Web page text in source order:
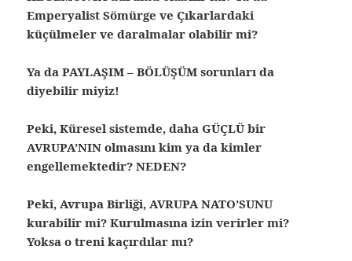
Emperyalist Sömürge ve Çıkarlardaki
küçülmeler ve daralmalar olabilir mi?
Ya da PAYLAŞIM – BÖLÜŞÜM sorunları da
diyebilir miyiz!
Peki, Küresel sistemde, daha GÜÇLÜ bir
AVRUPA’NIN olmasını kim ya da kimler
engellemektedir? NEDEN?
Peki, Avrupa Birliği, AVRUPA NATO’SUNU
kurabilir mi? Kurulmasına izin verirler mi?
Yoksa o treni kaçırdılar mı?